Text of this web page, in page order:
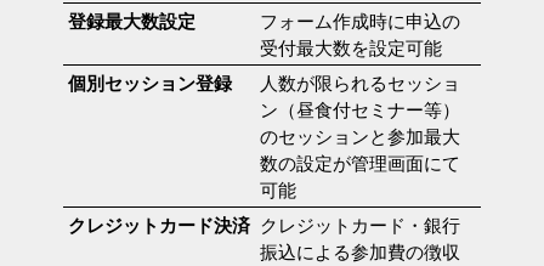
登録最大数設定
フォーム作成時に申込の
受付最大数を設定可能
個別セッション登録
人数が限られるセッショ
ン（昼食付セミナー等）
のセッションと参加最大
数の設定が管理画面にて
可能
クレジットカード決済 クレジットカード・銀行
振込による参加費の徴収